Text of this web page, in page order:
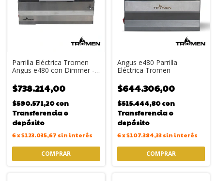
Parrilla Eléctrica Tromen
Angus e480 con Dimmer -
$738.214,00
$590.571,20con
Transferencia o
depósito
6x$123.035,67 sin interés
Angus e480 Parrilla
Eléctrica Tromen
$644.306,00
$515.444,80con
Transferencia o
depósito
6x$107.384,33 sin interés